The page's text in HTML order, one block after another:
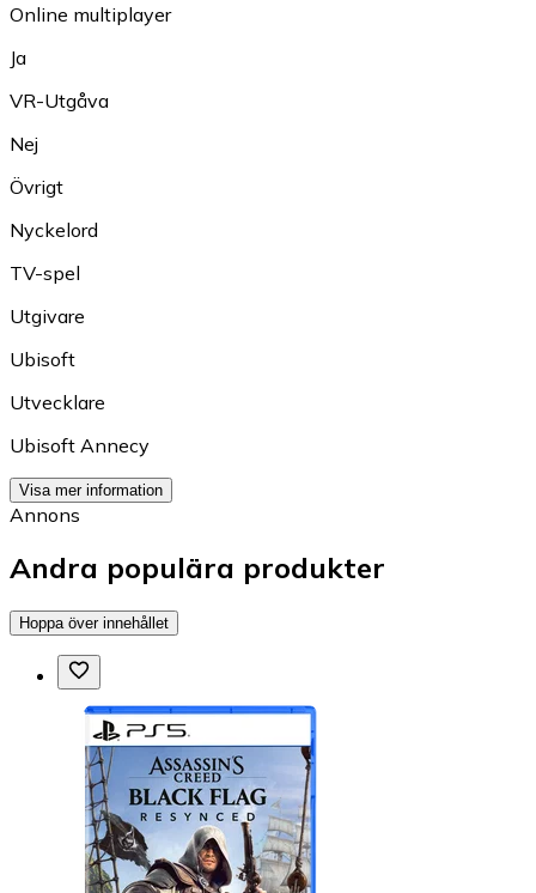
Online multiplayer
Ja
VR-Utgåva
Nej
Övrigt
Nyckelord
TV-spel
Utgivare
Ubisoft
Utvecklare
Ubisoft Annecy
Visa mer information
Annons
Andra populära produkter
Hoppa över innehållet